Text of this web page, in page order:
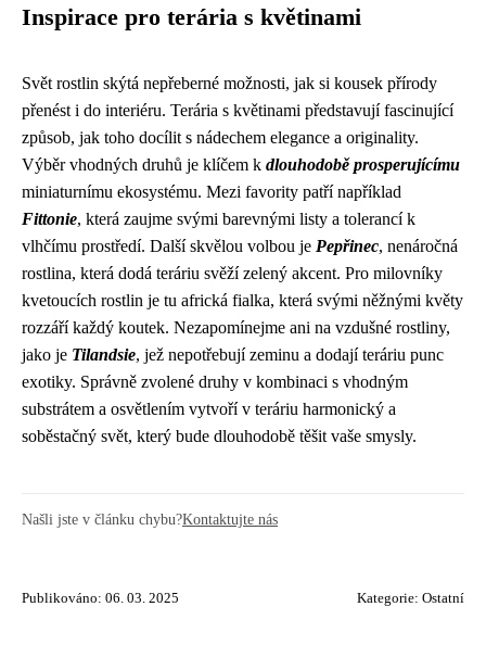
Inspirace pro terária s květinami
Svět rostlin skýtá nepřeberné možnosti, jak si kousek přírody
přenést i do interiéru. Terária s květinami představují fascinující
způsob, jak toho docílit s nádechem elegance a originality.
Výběr vhodných druhů je klíčem k dlouhodobě prosperujícímu
miniaturnímu ekosystému. Mezi favority patří například
Fittonie, která zaujme svými barevnými listy a tolerancí k
vlhčímu prostředí. Další skvělou volbou je Pepřinec, nenáročná
rostlina, která dodá teráriu svěží zelený akcent. Pro milovníky
kvetoucích rostlin je tu africká fialka, která svými něžnými květy
rozzáří každý koutek. Nezapomínejme ani na vzdušné rostliny,
jako je Tilandsie, jež nepotřebují zeminu a dodají teráriu punc
exotiky. Správně zvolené druhy v kombinaci s vhodným
substrátem a osvětlením vytvoří v teráriu harmonický a
soběstačný svět, který bude dlouhodobě těšit vaše smysly.
Našli jste v článku chybu?Kontaktujte nás
Publikováno: 06. 03. 2025 Kategorie: Ostatní